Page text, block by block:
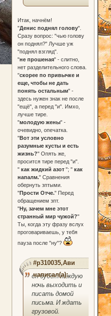
Итак, начнём!
"Денис поднял голову".
Сразу вопрос: "чью голову
он поднял?" Лучше уж
"поднял взгляд".
"не прошеная" - слитно,
нет разделительного слова.
"скорее по привычке и
еще, чтобы не дать
понять остальным" -
здесь нужен знак не после
"ещё", а перед "и". Имхо,
лучше тире.
"молодую жены" -
очевидно, опечатка.
"Вот эти условно
разумные кусты и есть
жизнь?" Опять же,
просится тире перед "и".
"как жидкий азот "; "как
напалм." Сравнения
обернуть зптыми.
"Прости Отче." Перед
обращением зпт.
"Ну, зачем мне этот
странный мир чужой?"
Ты, когда эту фразу вслух
проговариваешь, у тебя
пауза после "ну"?
#p310035,Ави
написал(а):
он будет каждую
ночь выходить и
писать домой
письма. И ждать
грузовой.